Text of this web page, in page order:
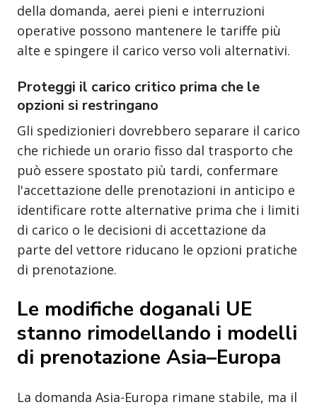
della domanda, aerei pieni e interruzioni
operative possono mantenere le tariffe più
alte e spingere il carico verso voli alternativi.
Proteggi il carico critico prima che le
opzioni si restringano
Gli spedizionieri dovrebbero separare il carico
che richiede un orario fisso dal trasporto che
può essere spostato più tardi, confermare
l'accettazione delle prenotazioni in anticipo e
identificare rotte alternative prima che i limiti
di carico o le decisioni di accettazione da
parte del vettore riducano le opzioni pratiche
di prenotazione.
Le modifiche doganali UE
stanno rimodellando i modelli
di prenotazione Asia–Europa
La domanda Asia-Europa rimane stabile, ma il